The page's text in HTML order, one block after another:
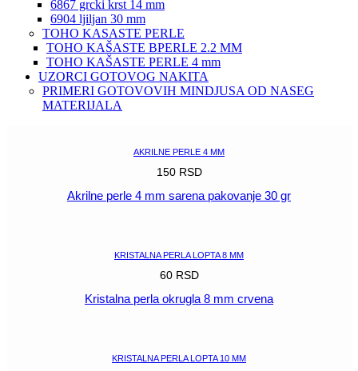
6867 grcki krst 14 mm
6904 ljiljan 30 mm
TOHO KASASTE PERLE
TOHO KAŠASTE BPERLE 2.2 MM
TOHO KAŠASTE PERLE 4 mm
UZORCI GOTOVOG NAKITA
PRIMERI GOTOVOVIH MINDJUSA OD NASEG
MATERIJALA
AKRILNE PERLE 4 MM
150 RSD
Akrilne perle 4 mm sarena pakovanje 30 gr
KRISTALNA PERLA LOPTA 8 MM
60 RSD
Kristalna perla okrugla 8 mm crvena
KRISTALNA PERLA LOPTA 10 MM